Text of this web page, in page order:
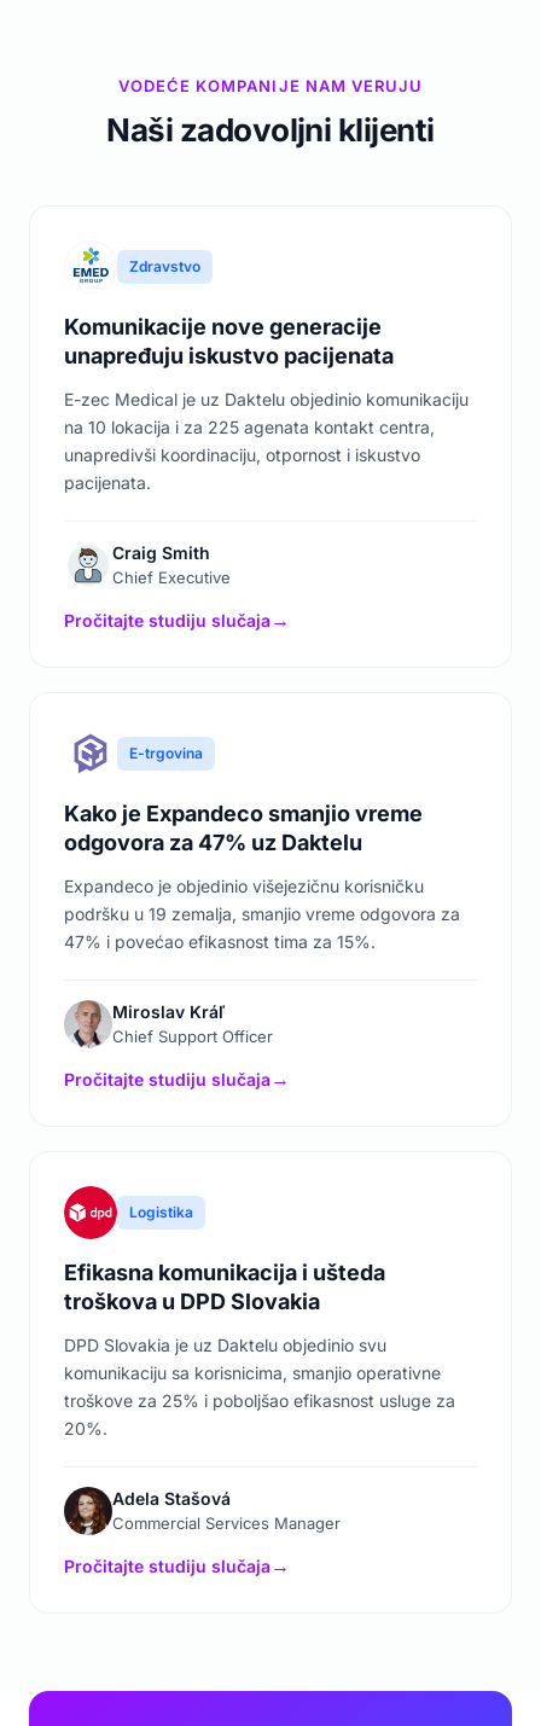
VODEĆE KOMPANIJE NAM VERUJU
Naši zadovoljni klijenti
Zdravstvo
Komunikacije nove generacije
unapređuju iskustvo pacijenata
E-zec Medical je uz Daktelu objedinio komunikaciju
na 10 lokacija i za 225 agenata kontakt centra,
unapredivši koordinaciju, otpornost i iskustvo
pacijenata.
Craig Smith
Chief Executive
Pročitajte studiju slučaja →
E-trgovina
Kako je Expandeco smanjio vreme
odgovora za 47% uz Daktelu
Expandeco je objedinio višejezičnu korisničku
podršku u 19 zemalja, smanjio vreme odgovora za
47% i povećao efikasnost tima za 15%.
Miroslav Kráľ
Chief Support Officer
Pročitajte studiju slučaja →
Logistika
Efikasna komunikacija i ušteda
troškova u DPD Slovakia
DPD Slovakia je uz Daktelu objedinio svu
komunikaciju sa korisnicima, smanjio operativne
troškove za 25% i poboljšao efikasnost usluge za
20%.
Adela Stašová
Commercial Services Manager
Pročitajte studiju slučaja →